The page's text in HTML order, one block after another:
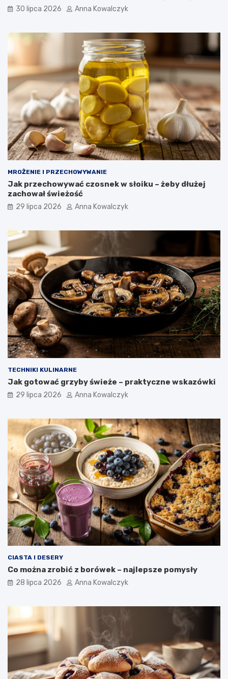
30 lipca 2026 Anna Kowalczyk
MROŻENIE I PRZECHOWYWANIE
Jak przechowywać czosnek w słoiku – żeby dłużej
zachował świeżość
29 lipca 2026 Anna Kowalczyk
TECHNIKI KULINARNE
Jak gotować grzyby świeże – praktyczne wskazówki
29 lipca 2026 Anna Kowalczyk
CIASTA I DESERY
Co można zrobić z borówek – najlepsze pomysły
28 lipca 2026 Anna Kowalczyk